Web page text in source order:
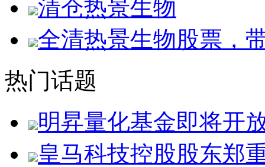
清仓热景生物
全清热景生物股票，
热门话题
明昇量化基金即将开
皇马科技控股股东郑